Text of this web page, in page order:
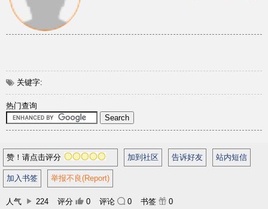
关键字:
热门查询
赞！请点击评分 加到社区 告诉好友 站内短信
加入书签 举报不良(Report)
人气 224 评分 0 评论 0 书签 0